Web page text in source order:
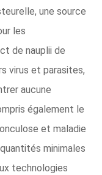
une source
les
de nauplii de
virus et parasites,
aucune
également le
et maladie
minimales
technologies